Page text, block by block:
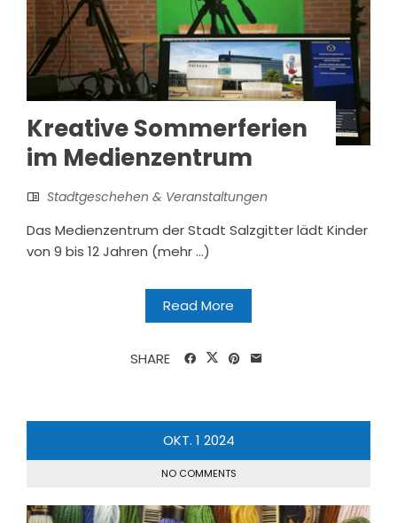
Kreative Sommerferien
im Medienzentrum
Stadtgeschehen & Veranstaltungen
Das Medienzentrum der Stadt Salzgitter lädt Kinder
von 9 bis 12 Jahren (mehr …)
Read More
SHARE
OKT. 1 2024
NO COMMENTS